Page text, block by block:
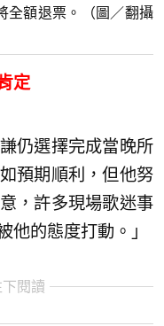
全額退票。（圖／翻攝
定
仍選擇完成當晚所
預期順利，但他努
，許多現場歌迷事
他的態度打動。」
閱讀